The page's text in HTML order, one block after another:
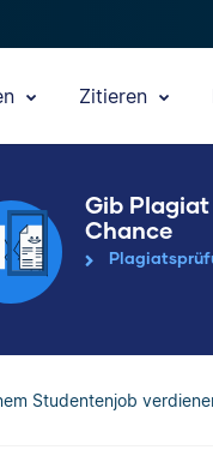
Zitieren
Gib
Chance
Studentenjob